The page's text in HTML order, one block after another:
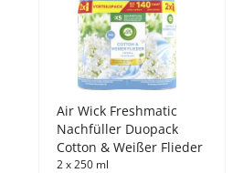
Air Wick Freshmatic
Nachfüller Duopack
Cotton & Weißer Flieder
2 x 250 ml